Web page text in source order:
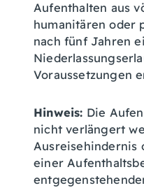
Aufenthalten aus
humanitären oder
nach fünf Jahren
Voraussetzungen
Hinweis: Die
nicht verlängert
Ausreisehindernis
einer